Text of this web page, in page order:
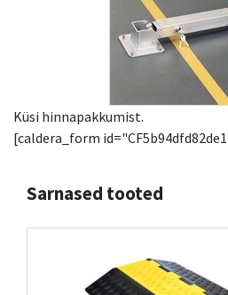
Küsi hinnapakkumist.
[caldera_form
Sarnased tooted